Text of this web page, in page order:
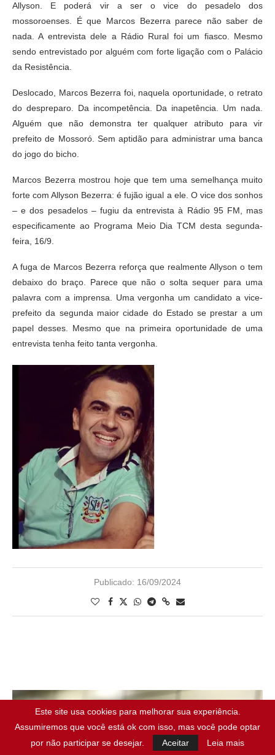
Allyson. E poderá vir a ser o vice do pesadelo dos
mossoroenses. É que Marcos Bezerra parece não saber de
nada. A entrevista dele a Rádio Rural foi um fiasco. Mesmo
sendo entrevistado por alguém com forte ligação com o Palácio
da Resistência.
Deslocado, Marcos Bezerra foi, naquela oportunidade, o retrato
do despreparo. Da incompetência. Da inapetência. Um nada.
Alguém que não demonstra ter qualquer atributo para vir
prefeito de Mossoró. Sem aptidão para administrar uma banca
do jogo do bicho.
Marcos Bezerra mostrou hoje que tem uma semelhança muito
forte com Allyson Bezerra: é fujão igual a ele. O vice dos sonhos
– e dos pesadelos – fugiu da entrevista à Rádio 95 FM, mas
especificamente ao Programa Meio Dia TCM desta segunda-
feira, 16/9.
A fuga de Marcos Bezerra reforça que realmente Allyson o tem
debaixo do braço. Parece que não o solta sequer para uma
palavra com a imprensa. Uma vergonha um candidato a vice-
prefeito da segunda maior cidade do Estado se prestar a um
papel desses. Mesmo que na primeira oportunidade de uma
entrevista tenha feito tanta vergonha.
Publicado: 16/09/2024
Este site usa cookies para melhorar sua experiência.
Assumiremos que você está ok com isso, mas você pode optar
por não participar se desejar.
Aceitar Leia mais